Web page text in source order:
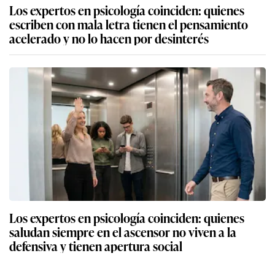
Los expertos en psicología coinciden: quienes
escriben con mala letra tienen el pensamiento
acelerado y no lo hacen por desinterés
Los expertos en psicología coinciden: quienes
saludan siempre en el ascensor no viven a la
defensiva y tienen apertura social